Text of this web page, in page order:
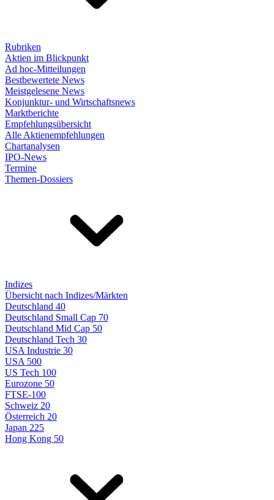
Rubriken
Aktien im Blickpunkt
Ad hoc-Mitteilungen
Bestbewertete News
Meistgelesene News
Konjunktur- und Wirtschaftsnews
Marktberichte
Empfehlungsübersicht
Alle Aktienempfehlungen
Chartanalysen
IPO-News
Termine
Themen-Dossiers
Indizes
Übersicht nach Indizes/Märkten
Deutschland 40
Deutschland Small Cap 70
Deutschland Mid Cap 50
Deutschland Tech 30
USA Industrie 30
USA 500
US Tech 100
Eurozone 50
FTSE-100
Schweiz 20
Österreich 20
Japan 225
Hong Kong 50